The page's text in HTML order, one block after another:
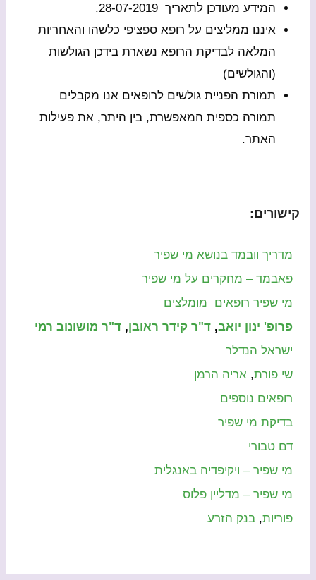
המידע מעודכן לתאריך 28-07-2019.
איננו ממליצים על רופא ספציפי כלשהו והאחריות
המלאה לבדיקת הרופא נשארת בידכן הגולשות
(והגולשים)
תמורת הפניית גולשים לרופאים אנו מקבלים
תמורה כספית המאפשרת, בין היתר, את פעילות
האתר.
קישורים:
מדריך וובמד בנושא מי שפיר
פאבמד – מחקרים על מי שפיר
מי שפיר רופאים מומלצים
פרופ' ינון יואב,ד"ר קידר ראובן,ד"ר מושונוב רמי
ישראל הנדלר
שי פורת,אריה הרמן
רופאים נוספים
בדיקת מי שפיר
דם טבורי
מי שפיר – ויקיפדיה באנגלית
מי שפיר – מדליין פלוס
פוריות,בנק הזרע